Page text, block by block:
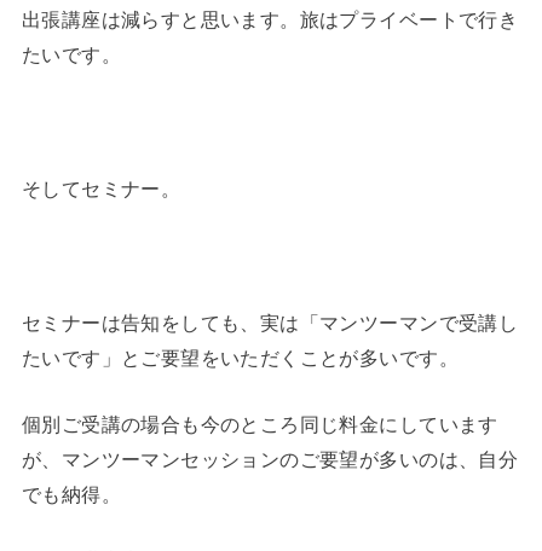
出張講座は減らすと思います。旅はプライベートで行き
たいです。
そしてセミナー。
セミナーは告知をしても、実は「マンツーマンで受講し
たいです」とご要望をいただくことが多いです。
個別ご受講の場合も今のところ同じ料金にしています
が、マンツーマンセッションのご要望が多いのは、自分
でも納得。